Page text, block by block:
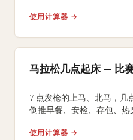
A4打印裁剪折叠即可佩戴比
使用计算器 →
马拉松几点起床 — 比
7 点发枪的上马、北马，几
倒推早餐、安检、存包、热
使用计算器 →